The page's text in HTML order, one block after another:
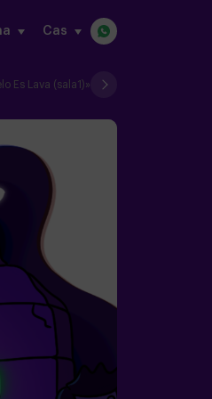
cas
Es Lava (sala1)»